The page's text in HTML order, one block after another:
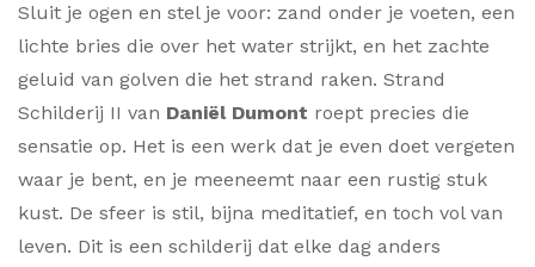
Sluit je ogen en stel je voor: zand onder je voeten, een
lichte bries die over het water strijkt, en het zachte
geluid van golven die het strand raken. Strand
Schilderij II van Daniël Dumont roept precies die
sensatie op. Het is een werk dat je even doet vergeten
waar je bent, en je meeneemt naar een rustig stuk
kust. De sfeer is stil, bijna meditatief, en toch vol van
leven. Dit is een schilderij dat elke dag anders